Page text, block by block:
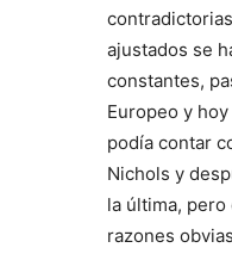
ajustados se
constantes,
Europeo y
podía contar
Nichols y
la última, pero
razones